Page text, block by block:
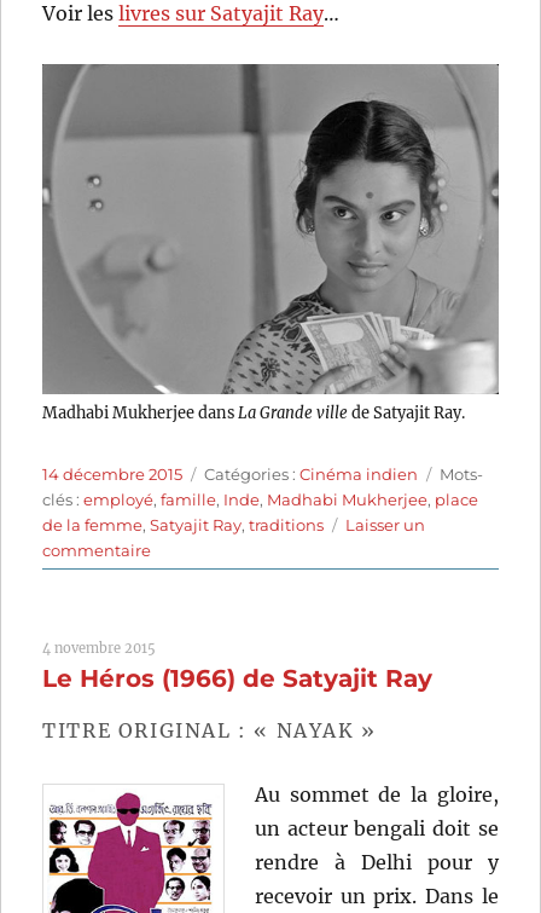
Voir leslivres sur Satyajit Ray…
Madhabi Mukherjee dans La Grande villede Satyajit Ray.
Publié
le
14 décembre 2015 Catégories
Catégories :Cinéma indien Étiquettes
Mots-
clés :employé,famille, Inde, Madhabi Mukherjee, place
de la femme,Satyajit Ray,traditions
Laisser un
commentairesur
La
(1963)
de
Ray
4 novembre 2015
Le Héros (1966) de Satyajit Ray
TITRE ORIGINAL : « NAYAK »
Au sommet de la gloire,
un acteur bengali doit se
rendre à Delhi pour y
recevoir un prix. Dans le